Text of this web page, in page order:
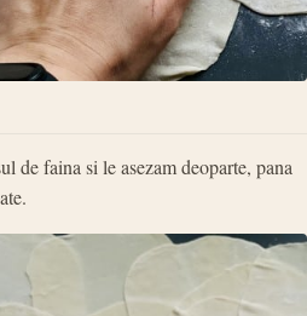
de faina si le asezam deoparte, pana